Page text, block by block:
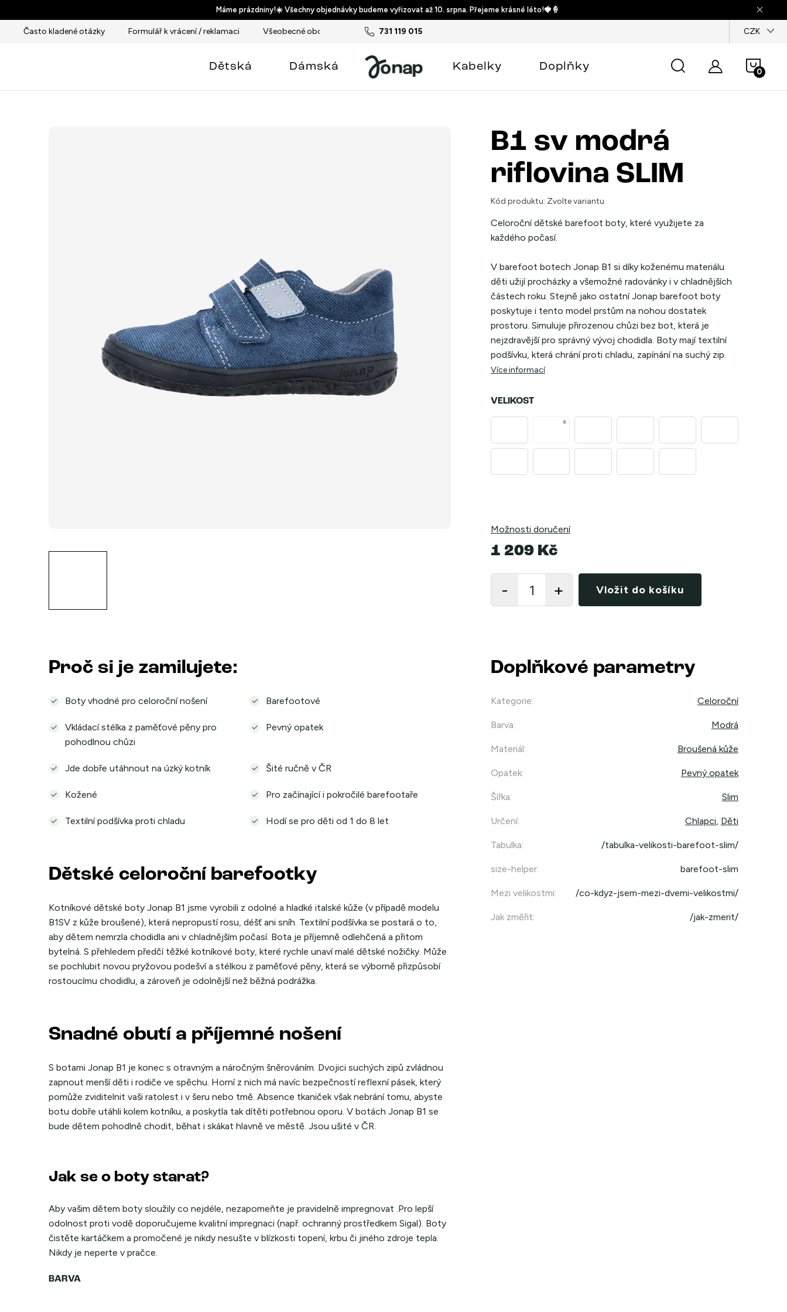
na
obsah
Máme prázdniny!☀️ Všechny objednávky budeme vyřizovat až 10. srpna. Přejeme krásné léto!🍓🍦
731 119 015
Často kladené otázky Formulář k vrácení / reklamaci Všeobecné obchodní podmínky Podmínky ochrany osobních údajů CZK
košík
Dětská Dámská Kabelky Doplňky
B1 sv modrá
riflovina SLIM
Kód produktu: Zvolte variantu
Celoroční dětské barefoot boty, které využijete za
každého počasí.
V barefoot botech Jonap B1 si díky koženému materiálu
děti užijí procházky a všemožné radovánky i v chladnějších
částech roku. Stejně jako ostatní Jonap barefoot boty
poskytuje i tento model prstům na nohou dostatek
prostoru. Simuluje přirozenou chůzi bez bot, která je
nejzdravější pro správný vývoj chodidla. Boty mají textilní
podšívku, která chrání proti chladu, zapínání na suchý zip.
Více informací
VELIKOST
Možnosti doručení
1 209 Kč
Vložit do košíku
Proč si je zamilujete:
Boty vhodné pro celoroční nošení Barefootové
Vkládací stélka z paměťové pěny pro
pohodlnou chůzi
Pevný opatek
Jde dobře utáhnout na úzký kotník Šité ručně v ČR
Kožené Pro začínající i pokročilé barefootaře
Textilní podšívka proti chladu Hodí se pro děti od 1 do 8 let
Dětské celoroční barefootky
Kotníkové dětské boty Jonap B1 jsme vyrobili z odolné a hladké italské kůže (v případě modelu
B1SV z kůže broušené), která nepropustí rosu, déšť ani sníh. Textilní podšívka se postará o to,
aby dětem nemrzla chodidla ani v chladnějším počasí. Bota je příjemně odlehčená a přitom
bytelná. S přehledem předčí těžké kotníkové boty, které rychle unaví malé dětské nožičky. Může
se pochlubit novou pryžovou podešví a stélkou z paměťové pěny, která se výborně přizpůsobí
rostoucímu chodidlu, a zároveň je odolnější než běžná podrážka.
Snadné obutí a příjemné nošení
S botami Jonap B1 je konec s otravným a náročným šněrováním. Dvojici suchých zipů zvládnou
zapnout menší děti i rodiče ve spěchu. Horní z nich má navíc bezpečností reflexní pásek, který
pomůže zviditelnit vaši ratolest i v šeru nebo tmě. Absence tkaniček však nebrání tomu, abyste
botu dobře utáhli kolem kotníku, a poskytla tak dítěti potřebnou oporu. V botách Jonap B1 se
bude dětem pohodlně chodit, běhat i skákat hlavně ve městě. Jsou ušité v ČR.
Jak se o boty starat?
Aby vašim dětem boty sloužily co nejdéle, nezapomeňte je pravidelně impregnovat .Pro lepší
odolnost proti vodě doporučujeme kvalitní impregnaci (např. ochranný prostředkem Sigal). Boty
čistěte kartáčkem a promočené je nikdy nesušte v blízkosti topení, krbu či jiného zdroje tepla.
Nikdy je neperte v pračce.
Doplňkové parametry
Kategorie: Celoroční
Barva: Modrá
Materiál: Broušená kůže
Opatek: Pevný opatek
Šířka: Slim
Určení: Chlapci Děti
Tabulka: /tabulka-velikosti-barefoot-slim/
size-helper: barefoot-slim
Mezi velikostmi: /co-kdyz-jsem-mezi-dvemi-velikostmi/
Jak změřit: /jak-zmerit/